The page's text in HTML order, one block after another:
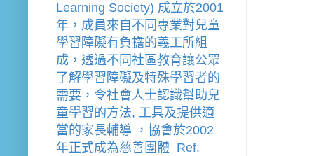
Learning Society) 成立於2001
年，成員來自不同專業對兒童
學習障礙有負擔的義工所組
成，透過不同社區教育讓公眾
了解學習障礙及特殊學習者的
需要，令社會人士認識幫助兒
童學習的方法, 工具及提供適
當的家長輔導
， 協會於2002
年正式成為慈善團體  Ref.